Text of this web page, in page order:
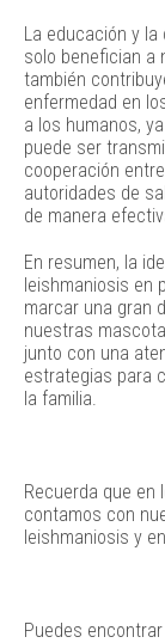
La educación y
solo benefician a
también
enfermedad en
a los humanos,
puede ser
cooperación
autoridades de
de manera
En resumen, la
leishmaniosis en
marcar una gran
nuestras
junto con una
estrategias para
la familia.
Recuerda que
contamos con
leishmaniosis y
Puedes